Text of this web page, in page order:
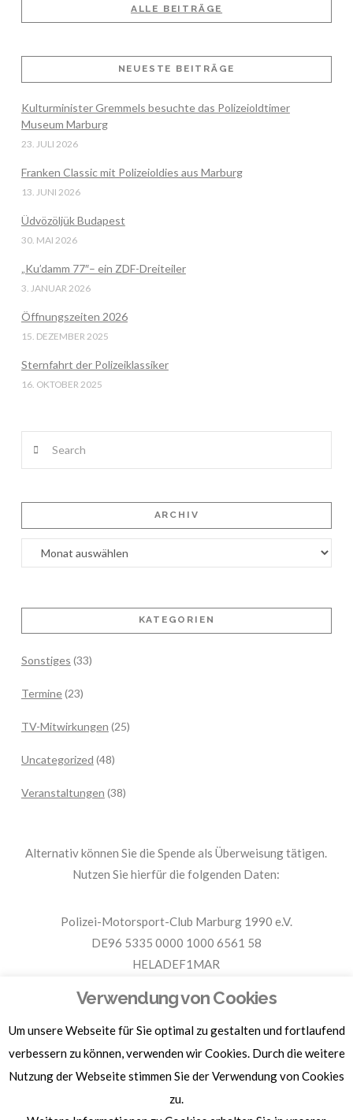
VIEW POST
ALLE BEITRÄGE
NEUESTE BEITRÄGE
Kulturminister Gremmels besuchte das Polizeioldtimer
Museum Marburg
23. JULI 2026
Franken Classic mit Polizeioldies aus Marburg
13. JUNI 2026
Üdvözöljük Budapest
30. MAI 2026
„Ku’damm 77″– ein ZDF-Dreiteiler
3. JANUAR 2026
Öffnungszeiten 2026
15. DEZEMBER 2025
Sternfahrt der Polizeiklassiker
16. OKTOBER 2025
ARCHIV
Archiv
KATEGORIEN
Sonstiges (33)
Termine(23)
TV-Mitwirkungen (25)
Uncategorized (48)
Veranstaltungen (38)
Alternativ können Sie die Spende als Überweisung tätigen.
Nutzen Sie hierfür die folgenden Daten:
Polizei-Motorsport-Club Marburg 1990 e.V.
DE96 5335 0000 1000 6561 58
HELADEF1MAR
Für Spendenbescheinigungen, Sachspenden und weitere
Informationen, hier klicken.
Verwendung von Cookies
Um unsere Webseite für Sie optimal zu gestalten und fortlaufend
verbessern zu können, verwenden wir Cookies. Durch die weitere
Nutzung der Webseite stimmen Sie der Verwendung von Cookies
zu.